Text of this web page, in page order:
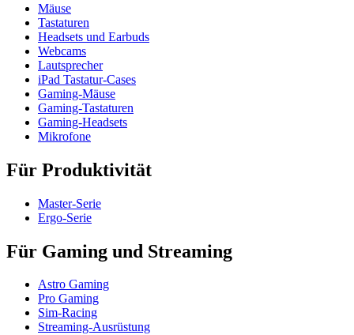
Mäuse
Tastaturen
Headsets und Earbuds
Webcams
Lautsprecher
iPad Tastatur-Cases
Gaming-Mäuse
Gaming-Tastaturen
Gaming-Headsets
Mikrofone
Für Produktivität
Master-Serie
Ergo-Serie
Für Gaming und Streaming
Astro Gaming
Pro Gaming
Sim-Racing
Streaming-Ausrüstung